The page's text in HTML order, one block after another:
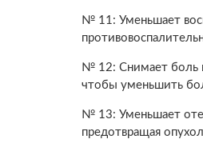
№ 11: Уменьшает
№ 12: Снимает боль
чтобы уменьшить
№ 13: Уменьшает
предотвращая